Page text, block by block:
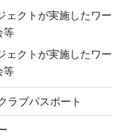
クトが実施したワー
等
クトが実施したワー
等
ラブパスポート